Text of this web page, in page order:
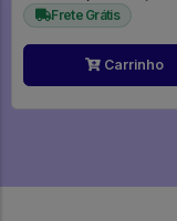
Frete Grátis
Carrinho